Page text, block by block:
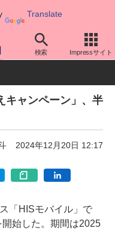
Translate
検索 Impressサイト
格安SIM/MVNO HISモバ
キャンペーン」、半
2024年12月20日 12:17
「HISモバイル」で
開始した。期間は2025